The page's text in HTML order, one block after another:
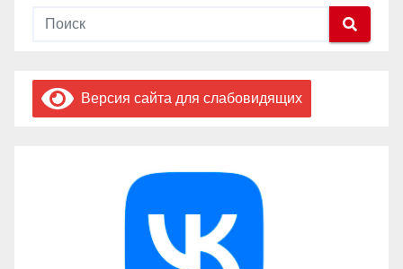
Версия сайта для слабовидящих